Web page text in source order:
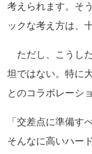
考えられます。そ
ックな考え方は、
ただし、こうし
坦ではない。特に
とのコラボレーシ
「交差点に準備す
そんなに高いハー